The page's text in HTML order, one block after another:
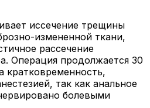
иссечение трещины
измененной ткани,
рассечение
Операция продолжается 30
кратковременность,
так как анальное
болевыми